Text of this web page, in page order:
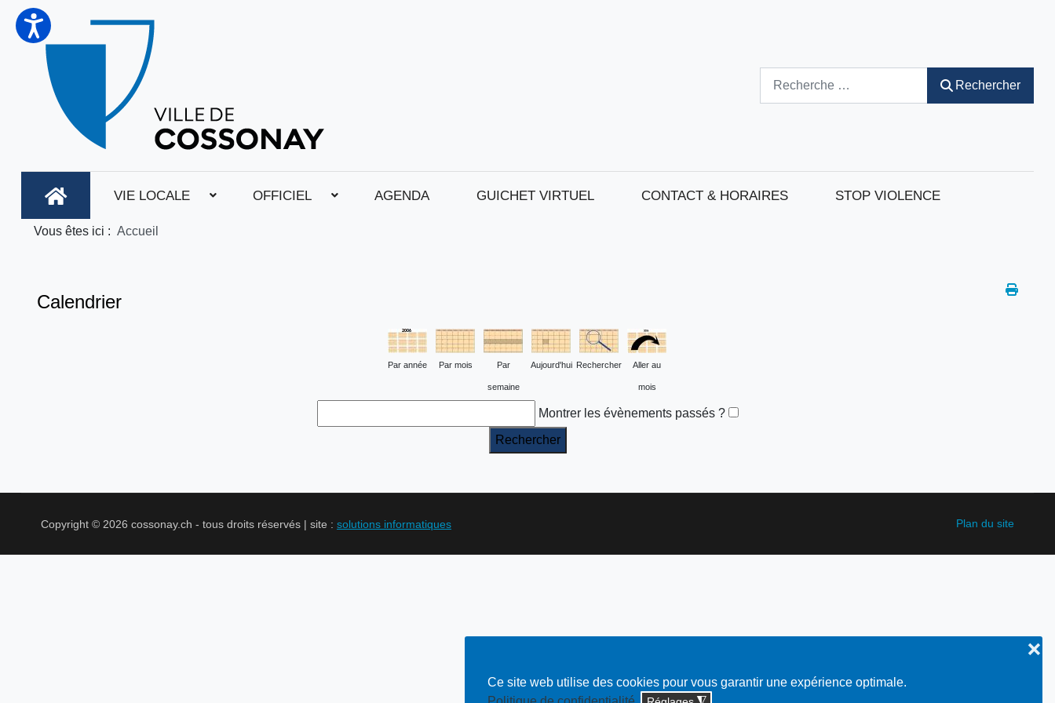
Ce site web utilise des cookies pour vous garantir une expérience optimale.
❌
Rechercher
VIE LOCALE OFFICIEL AGENDA GUICHET VIRTUEL CONTACT & HORAIRES STOP VIOLENCE
Vous êtes ici : Accueil
Calendrier
Par année Par mois Par
semaine
Aujourd'hui Rechercher Aller au
mois
Montrer les évènements passés ?
Copyright © 2026 cossonay.ch - tous droits réservés | site : solutions informatiques Plan du site